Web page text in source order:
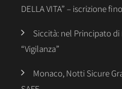
DELLA VITA” – iscrizione
Siccità: nel Principato
“Vigilanza”
Monaco, Notti Sicure